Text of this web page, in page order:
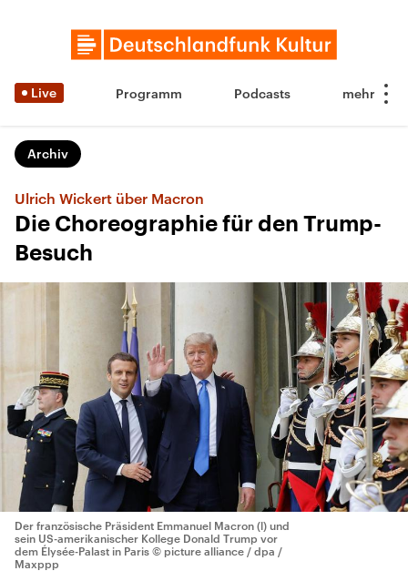
Live Programm Podcasts
Archiv
Ulrich Wickert über Macron
Die Choreographie für den Trump-
Besuch
Der französische Präsident Emmanuel Macron (l) und
sein US-amerikanischer Kollege Donald Trump vor
dem Élysée-Palast in Paris © picture alliance / dpa /
Maxppp